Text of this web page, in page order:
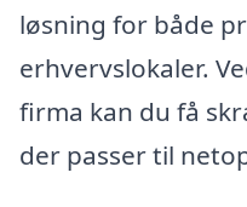
løsning for både
erhvervslokaler.
firma kan du få
der passer til